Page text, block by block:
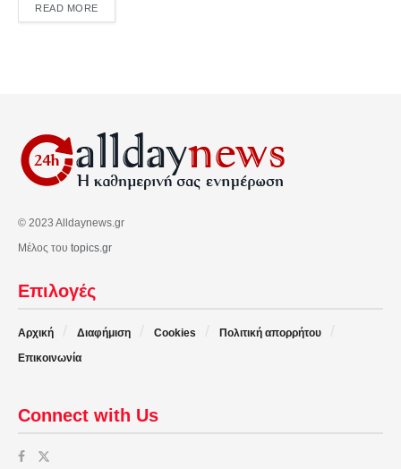
READ MOREDETAILS
© 2023 Alldaynews.gr
Μέλος του topics.gr
Επιλογές
Αρχική Διαφήμιση Cookies
Πολιτική απορρήτου
Επικοινωνία
Connect with Us